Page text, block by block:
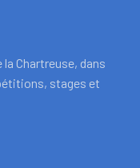
Chartreuse, dans
stages et